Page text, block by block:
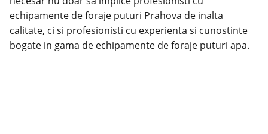
echipamente deforaje puturi Prahova de inalta
calitate, ci si profesionisti cu experienta si cunostinte
bogate in gama de echipamente de foraje puturi apa.